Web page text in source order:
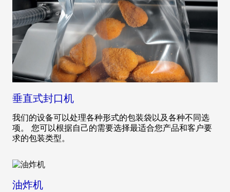
垂直式封口机
我们的设备可以处理各种形式的包装袋以及各种不同选
项。 您可以根据自己的需要选择最适合您产品和客户要
求的包装类型。
油炸机